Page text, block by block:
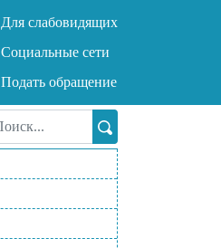
Для слабовидящих
Социальные сети
Подать обращение